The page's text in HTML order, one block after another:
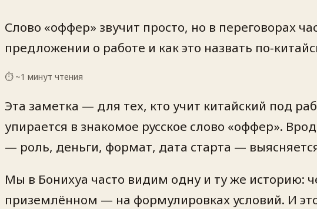
Слово «оффер» звучит просто, но в переговорах
предложении о работе и как это назвать
⏱ ~1 минут чтения
Эта заметка — для тех, кто учит китайский под
упирается в знакомое русское слово «оффер».
— роль, деньги, формат, дата старта —
Мы в Бонихуа часто видим одну и ту же историю:
приземлённом — на формулировках условий. И